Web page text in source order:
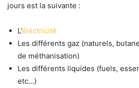
jours est la suivante :
L’éléctricité
Les différents gaz (naturels,
de méthanisation)
Les différents liquides (fuels,
etc…)